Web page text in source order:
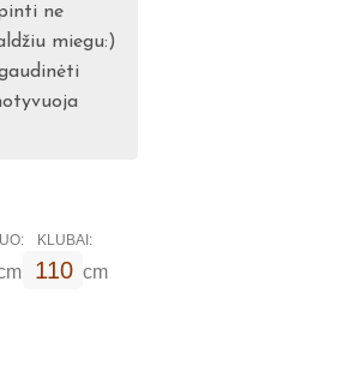
ne
miegu:)
KLUBAI:
110 cm